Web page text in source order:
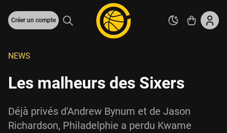
Créer un compte
NEWS
Les malheurs des Sixers
Déjà privés d'Andrew Bynum et de Jason
Richardson, Philadelphie a perdu Kwame